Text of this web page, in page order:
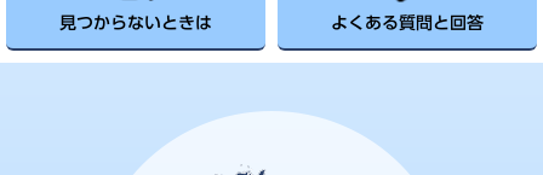
見つからないときは よくある質問と回答